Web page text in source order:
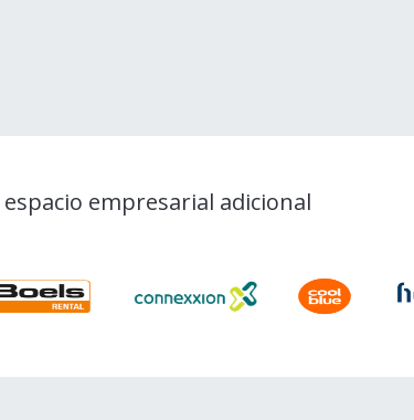
empresarial adicional